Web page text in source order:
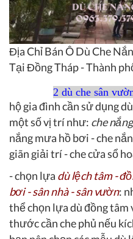
Địa Chỉ Bán Ô Dù Che
Tại Đồng Tháp - Thành
2 dù che sân
hộ gia đình cần sử dụng
một số vị trí như: che
nắng mưa hồ bơi - che
giãn giải trí - che cửa sổ
- chọn lựa dù lệch tâm -
bơi - sân nhà - sân vườn:
thể chọn lựa dù đồng tâm
thước cần che phủ nếu